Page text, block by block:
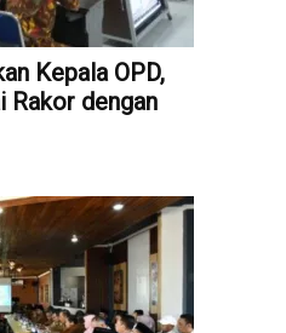
Kepala OPD,
Rakor dengan